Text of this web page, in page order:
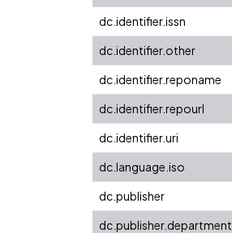
dc.identifier.issn
dc.identifier.other
dc.identifier.reponame
dc.identifier.repourl
dc.identifier.uri
dc.language.iso
dc.publisher
dc.publisher.department